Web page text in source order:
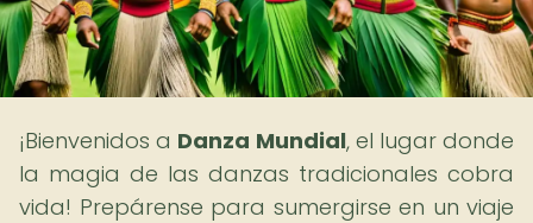
¡Bienvenidos a Danza Mundial, el lugar donde
la magia de las danzas tradicionales cobra
vida! Prepárense para sumergirse en un viaje